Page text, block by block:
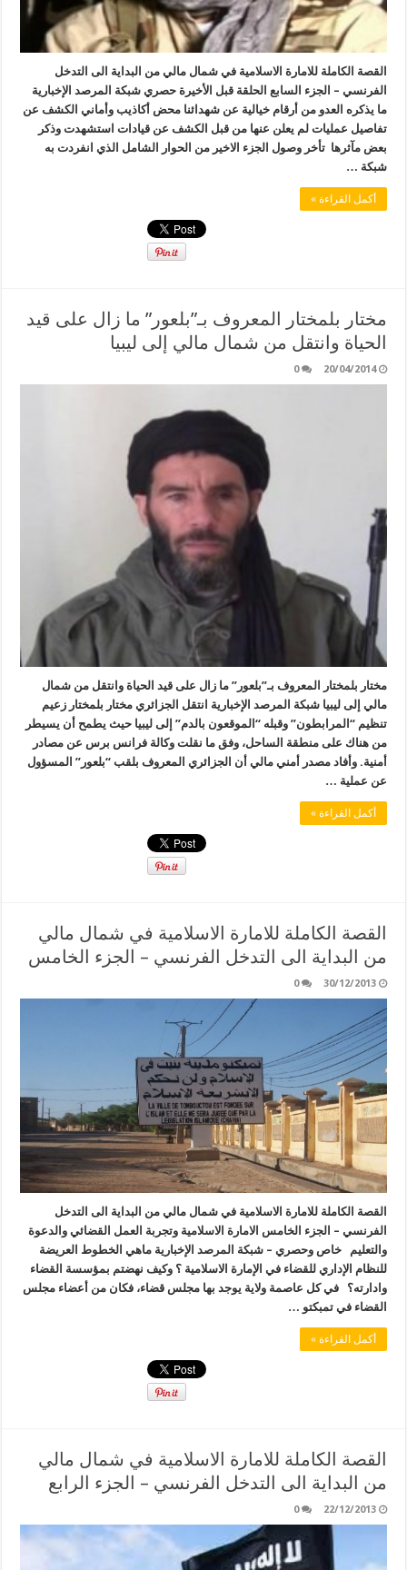
القصة الكاملة للامارة الاسلامية في شمال مالي من البداية الى التدخل
الفرنسي – الجزء السابع الحلقة قبل الأخيرة حصري شبكة المرصد الإخبارية
ما يذكره العدو من أرقام خيالية عن شهدائنا محض أكاذيب وأماني الكشف عن
تفاصيل عمليات لم يعلن عنها من قبل الكشف عن قيادات استشهدت وذكر
بعض مآثرها تأخر وصول الجزء الاخير من الحوار الشامل الذي انفردت به
شبكة …
أكمل القراءة »
مختار بلمختار المعروف بـ”بلعور” ما زال على قيد
الحياة وانتقل من شمال مالي إلى ليبيا
20/04/2014
0
مختار بلمختار المعروف بـ”بلعور” ما زال على قيد الحياة وانتقل من شمال
مالي إلى ليبيا شبكة المرصد الإخبارية انتقل الجزائري مختار بلمختار زعيم
تنظيم “المرابطون” وقبله “الموقعون بالدم” إلى ليبيا حيث يطمح أن يسيطر
من هناك على منطقة الساحل، وفق ما نقلت وكالة فرانس برس عن مصادر
أمنية. وأفاد مصدر أمني مالي أن الجزائري المعروف بلقب “بلعور” المسؤول
عن عملية …
أكمل القراءة »
القصة الكاملة للامارة الاسلامية في شمال مالي
من البداية الى التدخل الفرنسي – الجزء الخامس
30/12/2013
0
القصة الكاملة للامارة الاسلامية في شمال مالي من البداية الى التدخل
الفرنسي – الجزء الخامس الامارة الاسلامية وتجربة العمل القضائي والدعوة
والتعليم خاص وحصري – شبكة المرصد الإخبارية ماهي الخطوط العريضة
للنظام الإداري للقضاء في الإمارة الاسلامية ؟ وكيف نهضتم بمؤسسة القضاء
وادارته؟ في كل عاصمة ولاية يوجد بها مجلس قضاء، فكان من أعضاء مجلس
القضاء في تمبكتو …
أكمل القراءة »
القصة الكاملة للامارة الاسلامية في شمال مالي
من البداية الى التدخل الفرنسي – الجزء الرابع
22/12/2013
0